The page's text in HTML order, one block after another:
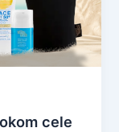
cele